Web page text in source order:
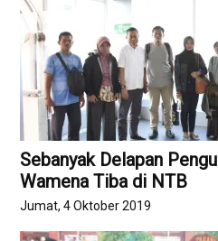
Sebanyak Delapan
Wamena Tiba di NTB
Jumat, 4 Oktober 2019